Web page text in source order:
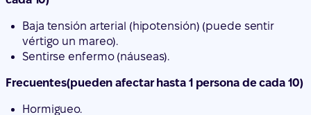
Frecuentes(pueden afectar hasta 1 persona de cada 10)
Hormigueo.
Mareo.
Sentirse enfermo (vómitos).
Pulso lento o acelerado (bradicardia, taquicardia).
Tensión arterial alta (hipertensión).
Temperatura corporal elevada (fiebre) o escalofríos